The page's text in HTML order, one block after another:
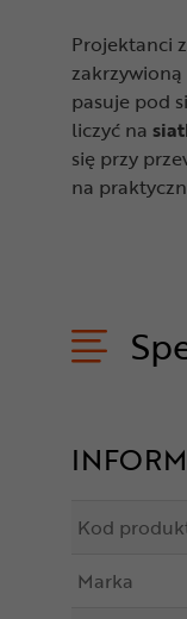
Projektanci
pasuje pod
liczyć na
się przy
na
Kod
Marka